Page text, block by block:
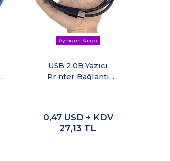
USB 2.0B Yazıcı
Printer Bağlantı
0,47 USD + KDV
27,13 TL